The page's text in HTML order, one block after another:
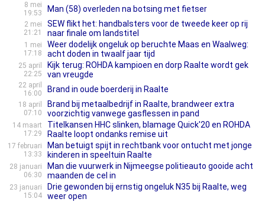
8 mei
19:53
Man (58) overleden na botsing met fietser
2 mei
21:21
SEW flikt het: handbalsters voor de tweede keer op rij
naar finale om landstitel
1 mei
17:18
Weer dodelijk ongeluk op beruchte Maas en Waalweg:
acht doden in twaalf jaar tijd
25 april
22:25
Kijk terug: ROHDA kampioen en dorp Raalte wordt gek
van vreugde
22 april
16:00
Brand in oude boerderij in Raalte
18 april
07:10
Brand bij metaalbedrijf in Raalte, brandweer extra
voorzichtig vanwege gasflessen in pand
14 maart
17:29
Titelkansen HHC slinken, blamage Quick'20 en ROHDA
Raalte loopt ondanks remise uit
17 februari
13:33
Man betuigt spijt in rechtbank voor ontucht met jonge
kinderen in speeltuin Raalte
28 januari
06:30
Man die vuurwerk in Nijmeegse politieauto gooide acht
maanden de cel in
23 januari
15:04
Drie gewonden bij ernstig ongeluk N35 bij Raalte, weg
weer open